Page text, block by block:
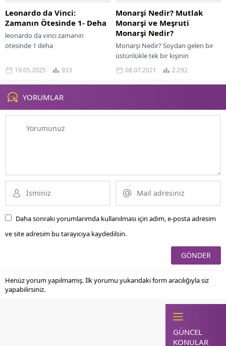
Leonardo da Vinci:
Zamanın Ötesinde 1- Deha
leonardo da vinci zamanın
ötesinde 1 deha
19.05.2025 933
Monarşi Nedir? Mutlak
Monarşi ve Meşruti
Monarşi Nedir?
Monarşi Nedir? Soydan gelen bir
üstünlükle tek bir kişinin
egemenliğinin söz konusu olması,
monarşi olarak adlandırılır. Bu
sistemde yetki her...
08.07.2021 2.292
YORUMLAR
Daha sonraki yorumlarımda kullanılması için adım, e-posta adresim
ve site adresim bu tarayıcıya kaydedilsin.
Henüz yorum yapılmamış. İlk yorumu yukarıdaki form aracılığıyla siz
yapabilirsiniz.
GÜNCEL
KONULAR